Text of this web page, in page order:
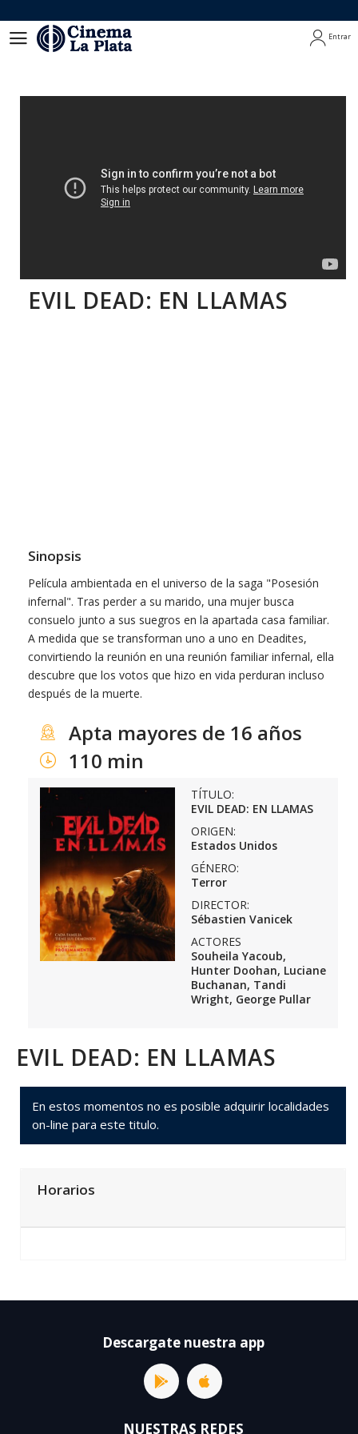
Entrar
EVIL DEAD: EN LLAMAS
Sinopsis
Película ambientada en el universo de la saga "Posesión
infernal". Tras perder a su marido, una mujer busca
consuelo junto a sus suegros en la apartada casa familiar.
A medida que se transforman uno a uno en Deadites,
convirtiendo la reunión en una reunión familiar infernal, ella
descubre que los votos que hizo en vida perduran incluso
después de la muerte.
Apta mayores de 16 años
110 min
TÍTULO:
EVIL DEAD: EN LLAMAS
ORIGEN:
Estados Unidos
GÉNERO:
Terror
DIRECTOR:
Sébastien Vanicek
ACTORES
Souheila Yacoub,
Hunter Doohan, Luciane
Buchanan, Tandi
Wright, George Pullar
EVIL DEAD: EN LLAMAS
En estos momentos no es posible adquirir localidades
on-line para este titulo.
Horarios
Descargate nuestra app
NUESTRAS REDES